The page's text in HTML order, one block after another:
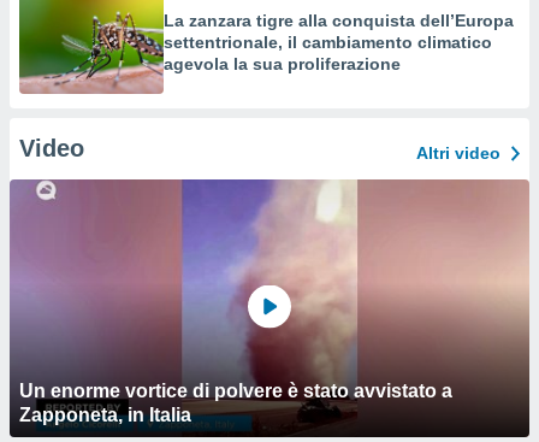
La zanzara tigre alla conquista dell’Europa
settentrionale, il cambiamento climatico
agevola la sua proliferazione
Video Altri video
Un enorme vortice di polvere è stato avvistato a
Zapponeta, in Italia